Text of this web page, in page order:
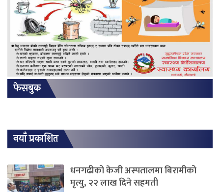
फेसबुक
नयाँ प्रकाशित
धनगढीको केजी अस्पतालमा बिरामीको
मृत्यु, २२ लाख दिने सहमती